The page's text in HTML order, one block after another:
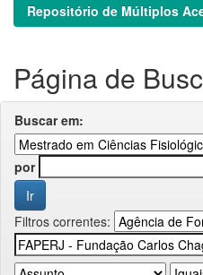
Repositório de Múltiplos
Página de
Buscar em:
por
Filtros correntes: